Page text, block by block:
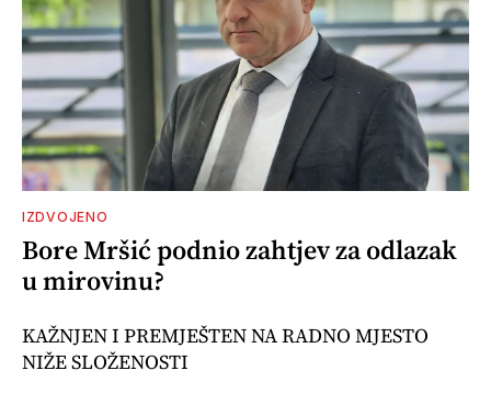
IZDVOJENO
Bore Mršić podnio zahtjev za odlazak
u mirovinu?
KAŽNJEN I PREMJEŠTEN NA RADNO MJESTO
NIŽE SLOŽENOSTI